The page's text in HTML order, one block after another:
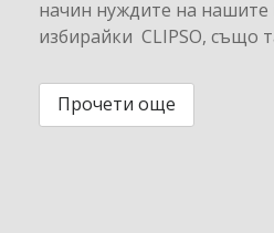
начин нуждите на нашите
избирайки CLIPSO, също
Прочети още